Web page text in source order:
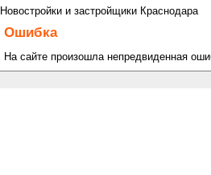
Новостройки и застройщики Краснодара
Ошибка
На сайте произошла непредвиденная